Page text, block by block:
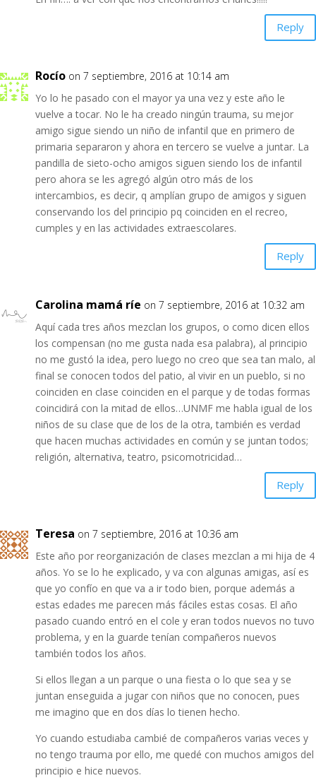
Reply
Rocío on 7 septiembre, 2016 at 10:14 am
Yo lo he pasado con el mayor ya una vez y este año le
vuelve a tocar. No le ha creado ningún trauma, su mejor
amigo sigue siendo un niño de infantil que en primero de
primaria separaron y ahora en tercero se vuelve a juntar. La
pandilla de sieto-ocho amigos siguen siendo los de infantil
pero ahora se les agregó algún otro más de los
intercambios, es decir, q amplían grupo de amigos y siguen
conservando los del principio pq coinciden en el recreo,
cumples y en las actividades extraescolares.
Reply
Carolina mamá ríe on 7 septiembre, 2016 at 10:32 am
Aquí cada tres años mezclan los grupos, o como dicen ellos
los compensan (no me gusta nada esa palabra), al principio
no me gustó la idea, pero luego no creo que sea tan malo, al
final se conocen todos del patio, al vivir en un pueblo, si no
coinciden en clase coinciden en el parque y de todas formas
coincidirá con la mitad de ellos…UNMF me habla igual de los
niños de su clase que de los de la otra, también es verdad
que hacen muchas actividades en común y se juntan todos;
religión, alternativa, teatro, psicomotricidad…
Reply
Teresa on 7 septiembre, 2016 at 10:36 am
Este año por reorganización de clases mezclan a mi hija de 4
años. Yo se lo he explicado, y va con algunas amigas, así es
que yo confío en que va a ir todo bien, porque además a
estas edades me parecen más fáciles estas cosas. El año
pasado cuando entró en el cole y eran todos nuevos no tuvo
problema, y en la guarde tenían compañeros nuevos
también todos los años.
Si ellos llegan a un parque o una fiesta o lo que sea y se
juntan enseguida a jugar con niños que no conocen, pues
me imagino que en dos días lo tienen hecho.
Yo cuando estudiaba cambié de compañeros varias veces y
no tengo trauma por ello, me quedé con muchos amigos del
principio e hice nuevos.